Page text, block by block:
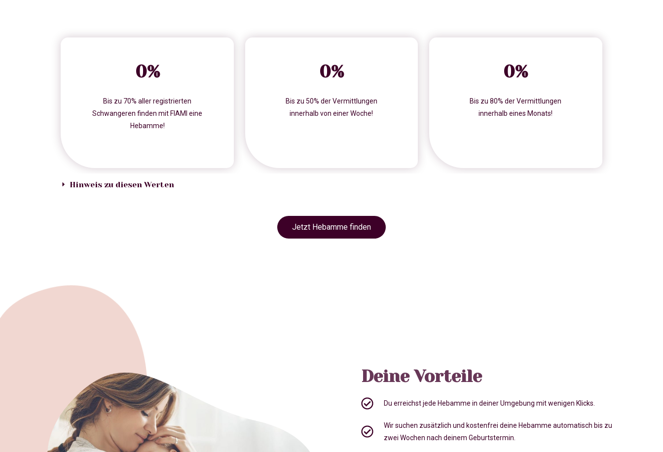
0%
Bis zu 70% aller registrierten
Schwangeren finden mit FIAMI eine
Hebamme!
0%
Bis zu 50% der Vermittlungen
innerhalb von einer Woche!
0%
Bis zu 80% der Vermittlungen
innerhalb eines Monats!
Hinweis zu diesen Werten
Jetzt Hebamme finden
Deine Vorteile
Du erreichst jede Hebamme in deiner Umgebung mit wenigen Klicks.
Wir suchen zusätzlich und kostenfrei deine Hebamme automatisch bis zu
zwei Wochen nach deinem Geburtstermin.